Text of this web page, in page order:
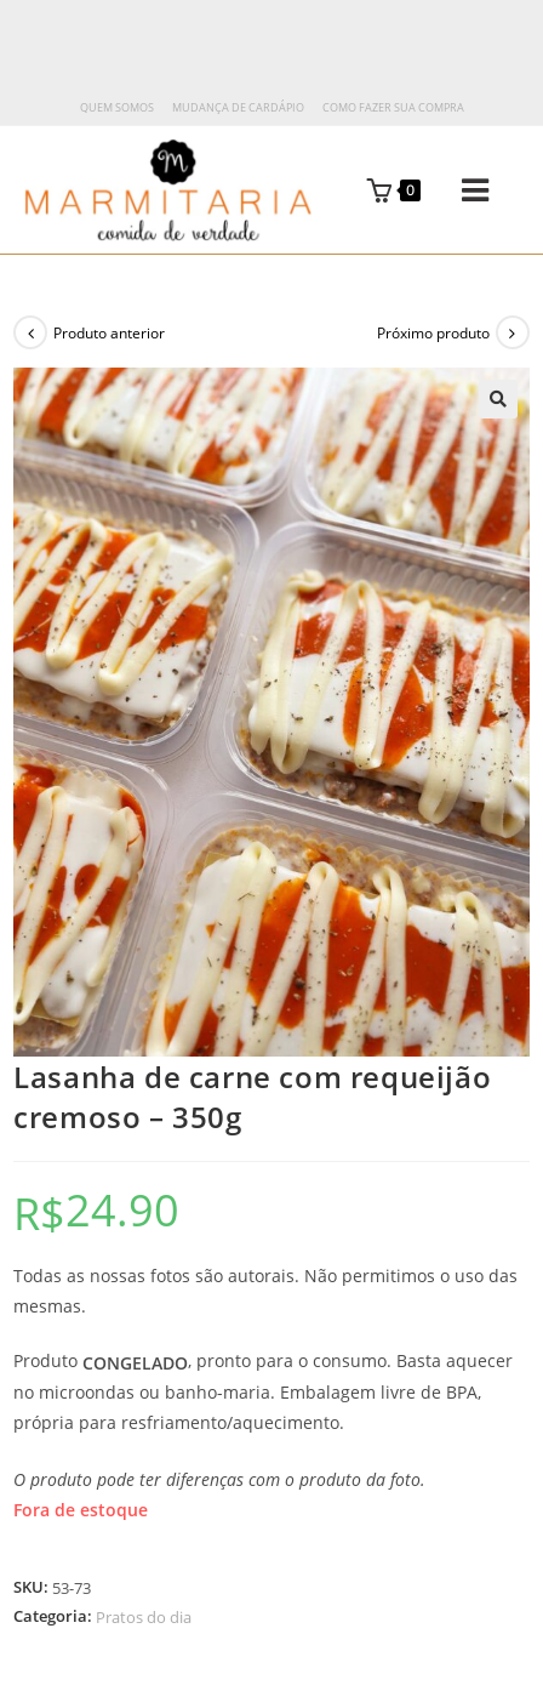
QUEM SOMOS MUDANÇA DE CARDÁPIO COMO FAZER SUA COMPRA
0
Produto anterior Próximo produto
🔍
Lasanha de carne com requeijão
cremoso – 350g
R$24.90
Todas as nossas fotos são autorais. Não permitimos o uso das
mesmas.
ProdutoCONGELADO, pronto para o consumo. Basta aquecer
no microondas ou banho-maria. Embalagem livre de BPA,
própria para resfriamento/aquecimento.
O produto pode ter diferenças com o produto da foto.
Fora de estoque
SKU: 53-73
Categoria: Pratos do dia